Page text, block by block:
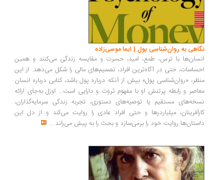
به روان‌شناسی پول | ایما موسی‌زاده
با ترس، طمع، امید، حسرت و مقایسه زندگی می‌کنند و همین
حتی در آگاه‌ترین افراد، تصمیم‌های مالی را شکل می‌دهد. از این
«روان‌شناسی پول» بیش از آنکه درباره پول باشد، کتابی درباره انسان
و رابطه پرتنش او با مفهوم ثروت و دارایی است... اوزل به‌جای ارائه
مستقیم یا توصیه‌های دستوری، تجربه زندگی سرمایه‌گذاران،
میلیاردرها و حتی افراد عادی را روایت می‌کند و از دل این
روایت خود را برمی‌سازد و بحث را به پیش می‌راند ...